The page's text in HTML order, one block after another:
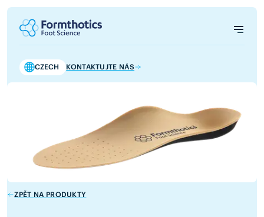
CZECH KONTAKTUJTE NÁS
ZPĚT NA PRODUKTY